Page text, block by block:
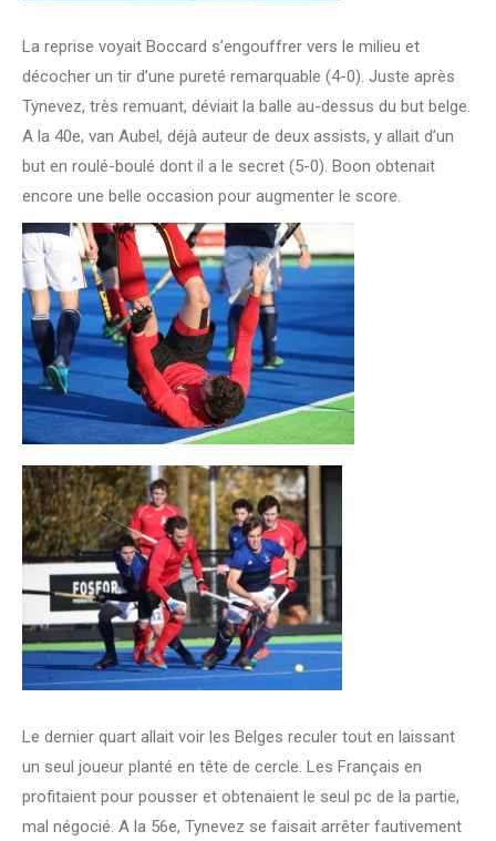
La reprise voyait Boccard s’engouffrer vers le milieu et
décocher un tir d’une pureté remarquable (4-0). Juste après
Tynevez, très remuant, déviait la balle au-dessus du but belge.
A la 40e, van Aubel, déjà auteur de deux assists, y allait d’un
but en roulé-boulé dont il a le secret (5-0). Boon obtenait
encore une belle occasion pour augmenter le score.
Le dernier quart allait voir les Belges reculer tout en laissant
un seul joueur planté en tête de cercle. Les Français en
profitaient pour pousser et obtenaient le seul pc de la partie,
mal négocié. A la 56e, Tynevez se faisait arrêter fautivement